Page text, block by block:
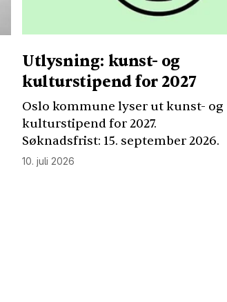
Utlysning: kunst- og
kulturstipend for 2027
Oslo kommune lyser ut kunst- og
kulturstipend for 2027.
Søknadsfrist: 15. september 2026.
10. juli 2026